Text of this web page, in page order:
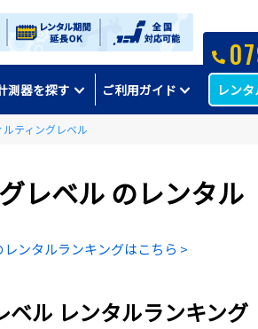
測器を探す ご利用ガイド レン
ルティングレベル
レベル のレンタル
ンタルランキングはこちら >
ベル レンタルランキング